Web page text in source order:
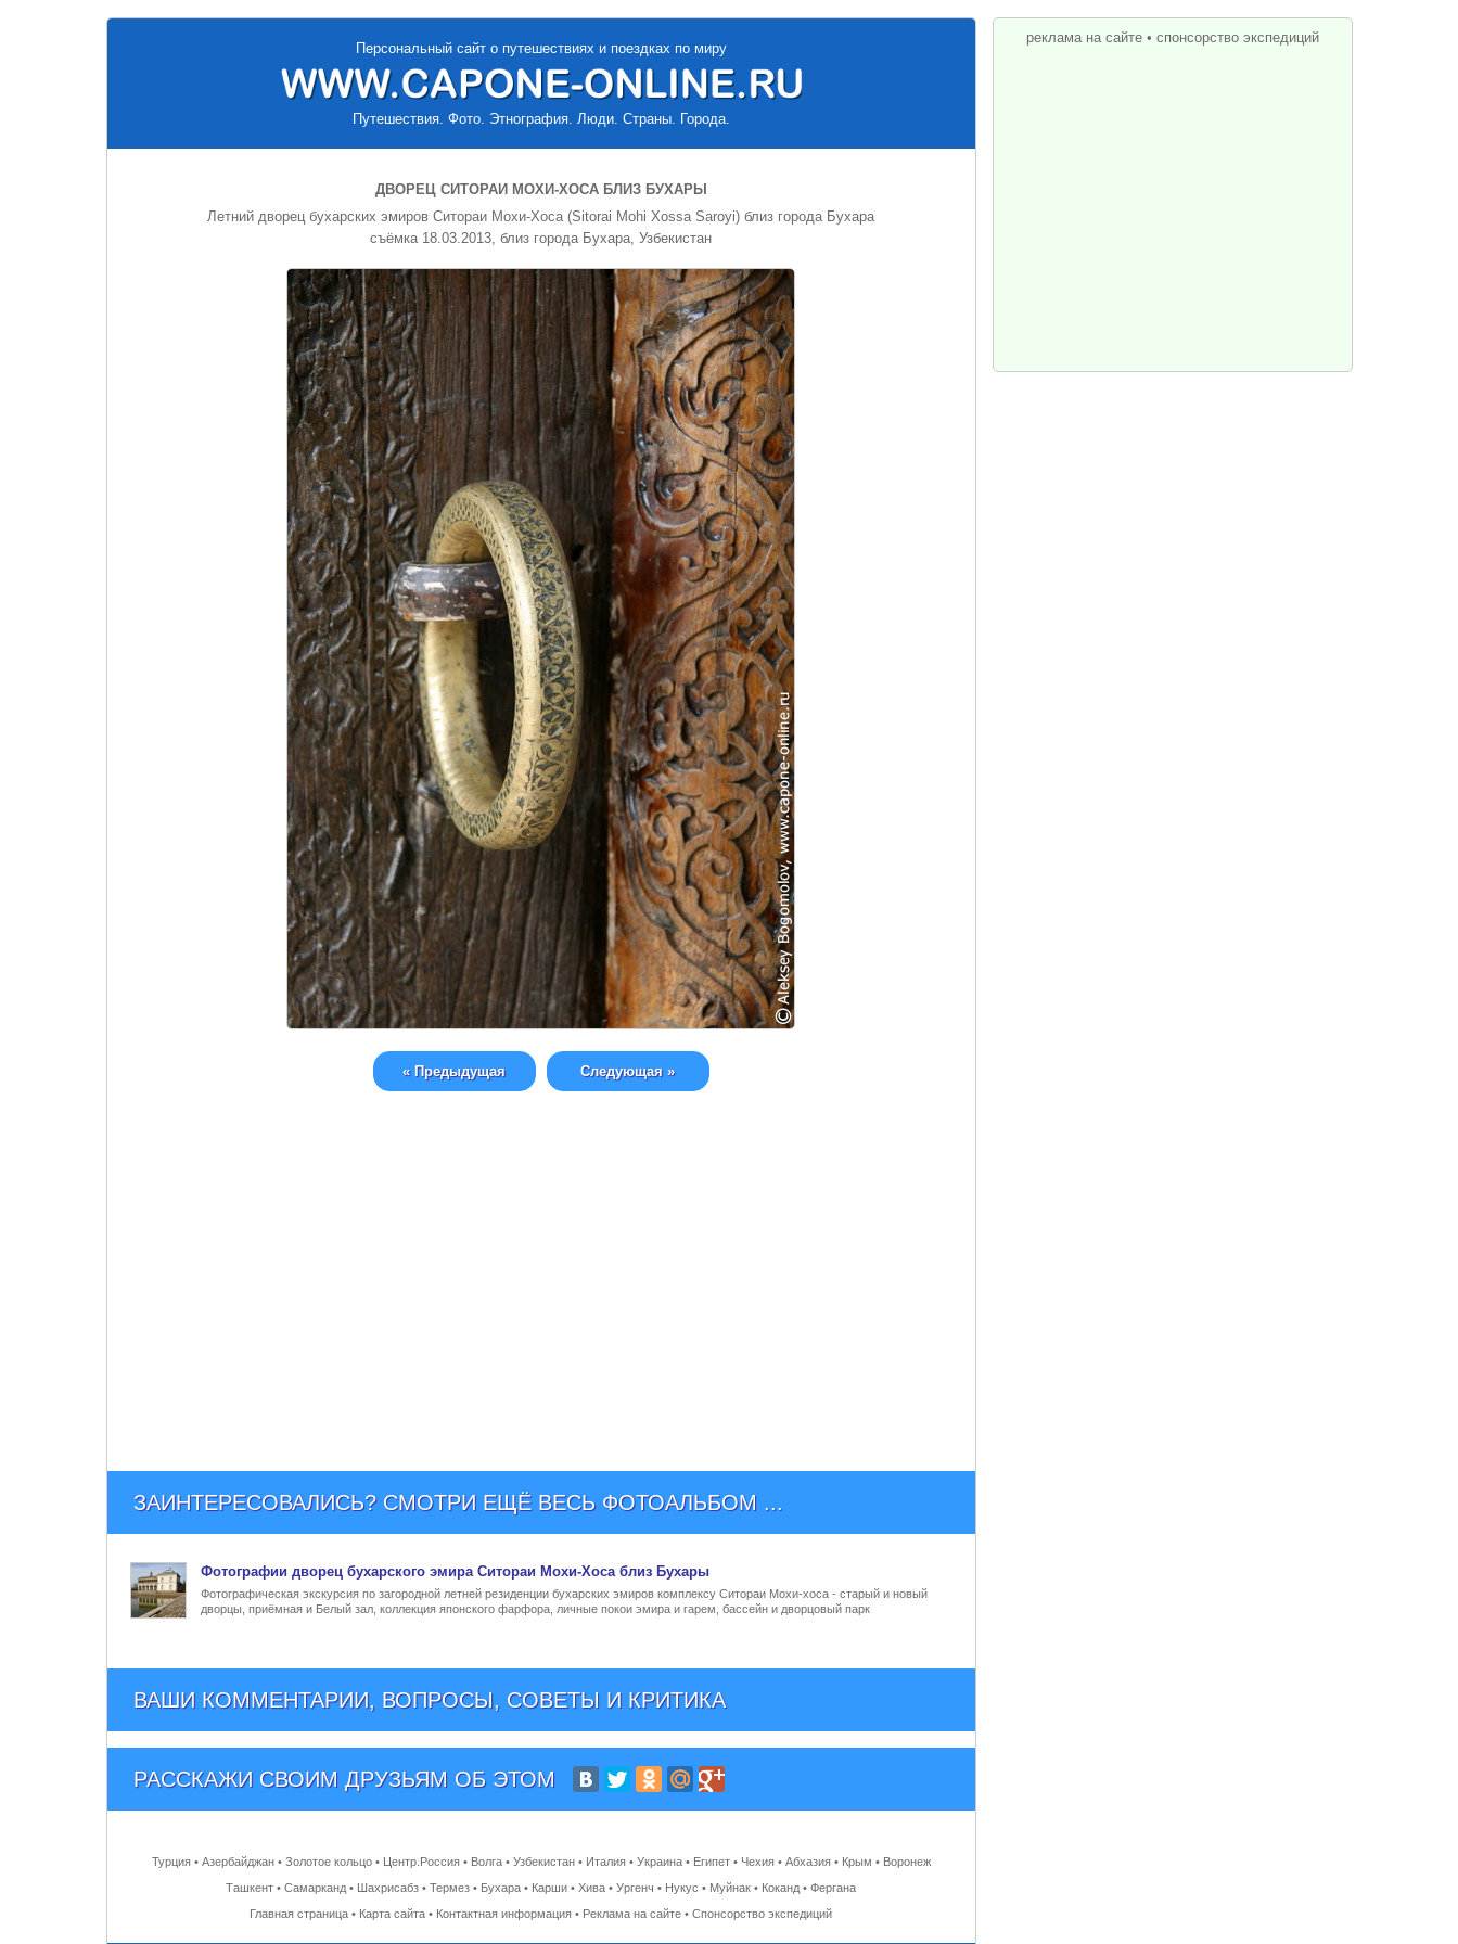
Персональный сайт о путешествиях и поездках по миру
Путешествия. Фото. Этнография. Люди. Страны. Города.
ДВОРЕЦ СИТОРАИ МОХИ-ХОСА БЛИЗ БУХАРЫ
Летний дворец бухарских эмиров Ситораи Мохи-Хоса (Sitоrаi Mоhi Хоssа Saroyi) близ города Бухара
съёмка 18.03.2013, близ города Бухара, Узбекистан
« Предыдущая Следующая »
ЗАИНТЕРЕСОВАЛИСЬ? СМОТРИ ЕЩЁ ВЕСЬ ФОТОАЛЬБОМ ...
Фотографии дворец бухарского эмира Ситораи Мохи-Хоса близ Бухары
Фотографическая экскурсия по загородной летней резиденции бухарских эмиров комплексу Ситораи Мохи-хоса - старый и новый
дворцы, приёмная и Белый зал, коллекция японского фарфора, личные покои эмира и гарем, бассейн и дворцовый парк
ВАШИ КОММЕНТАРИИ, ВОПРОСЫ, СОВЕТЫ И КРИТИКА
РАССКАЖИ СВОИМ ДРУЗЬЯМ ОБ ЭТОМ
Турция• Азербайджан• Золотое кольцо• Центр.Россия• Волга• Узбекистан• Италия• Украина• Египет• Чехия• Абхазия• Крым • Воронеж
Ташкент • Самарканд • Шахрисабз • Термез • Бухара • Карши • Хива • Ургенч • Нукус • Муйнак • Коканд • Фергана
Главная страница • Карта сайта • Контактная информация • Реклама на сайте • Спонсорство экспедиций
реклама на сайте• спонсорство экспедиций